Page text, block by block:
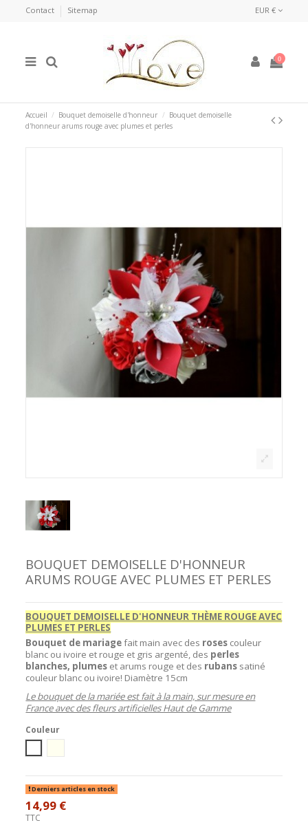
Contact Sitemap EUR €
0
Accueil Bouquet demoiselle d'honneur
Bouquet demoiselle
d'honneur arums rouge avec plumes et perles
BOUQUET DEMOISELLE D'HONNEUR
ARUMS ROUGE AVEC PLUMES ET PERLES
BOUQUET DEMOISELLE D'HONNEUR THÈME ROUGE AVEC
PLUMES ET PERLES
Bouquet de mariagefait main avec des roses couleur
blanc ou ivoire et rouge et gris argenté, des perles
blanches, plumes et arums rouge et des rubans satiné
couleur blanc ou ivoire! Diamètre 15cm
Le bouquet de la mariée est fait à la main, sur mesure en
France avec des fleurs artificielles Haut de Gamme
Couleur
Derniers articles en stock
14,99 €
TTC